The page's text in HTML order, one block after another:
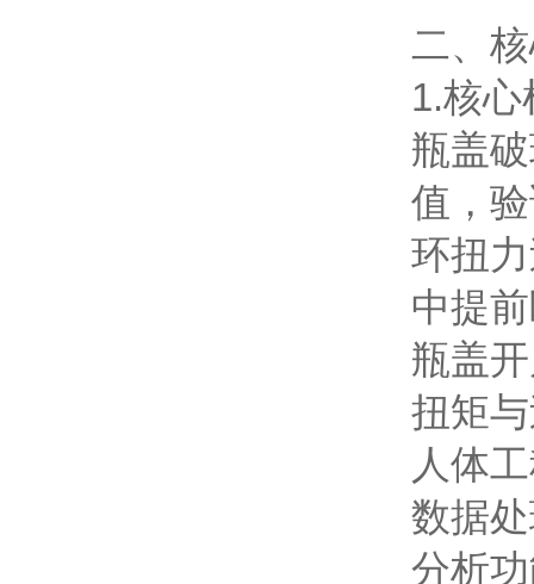
二、
1.核心
瓶盖
值，
环扭
中提
瓶盖
扭矩
人体
数据
分析